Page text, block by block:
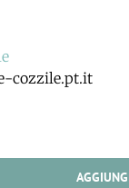
cozzile.pt.it